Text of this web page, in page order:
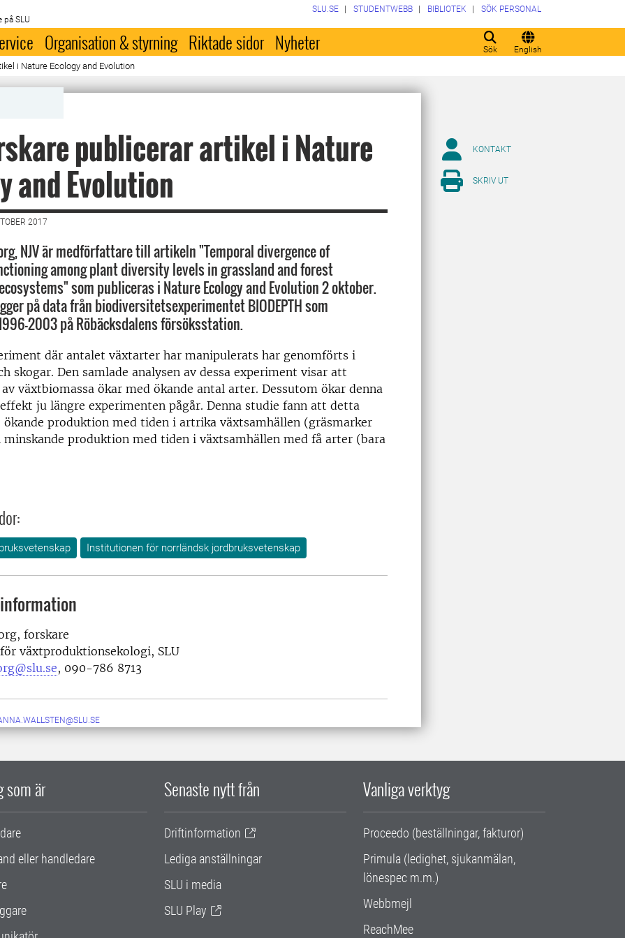
på SLU
Sök English
SLU.SE STUDENTWEBB BIBLIOTEK SÖK PERSONAL
Organisation & styrning Riktade sidor Nyheter
i Nature Ecology and Evolution
publicerar artikel i Nature
and Evolution
2017
NJV är medförfattare till artikeln "Temporal divergence of
among plant diversity levels in grassland and forest
som publiceras i Nature Ecology and Evolution 2 oktober.
på data från biodiversitetsexperimentet BIODEPTH som
2003 på Röbäcksdalens försöksstation.
där antalet växtarter har manipulerats har genomförts i
skogar. Den samlade analysen av dessa experiment visar att
växtbiomassa ökar med ökande antal arter. Dessutom ökar denna
ju längre experimenten pågår. Denna studie fann att detta
ökande produktion med tiden i artrika växtsamhällen (gräsmarker
minskande produktion med tiden i växtsamhällen med få arter (bara
Institutionen för norrländsk jordbruksvetenskap
forskare
växtproduktionsekologi, SLU
, 090-786 8713
KONTAKT
SKRIV UT
som är
eller handledare
Senaste nytt från
Driftinformation
Lediga anställningar
SLU i media
SLU Play
Vanliga verktyg
Proceedo (beställningar, fakturor)
Primula (ledighet, sjukanmälan,
lönespec m.m.)
Webbmejl
ReachMee